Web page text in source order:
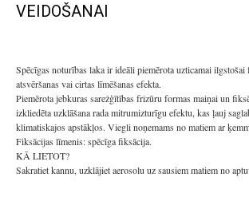
VEIDOŠANAI
Spēcīgas noturības laka ir ideāli piemērota uzticamai
atsvēršanas vai cirtas līmēšanas efekta.
Piemērota jebkuras sarežģītības frizūru formas maiņai un
izkliedēta uzklāšana rada mitrumizturīgu efektu, kas ļauj
klimatiskajos apstākļos. Viegli noņemams no matiem ar
Fiksācijas līmenis: spēcīga fiksācija.
KĀ LIETOT?
Sakratiet kannu, uzklājiet aerosolu uz sausiem matiem no